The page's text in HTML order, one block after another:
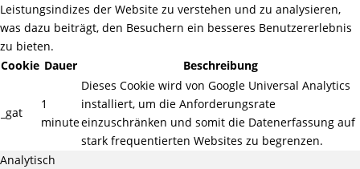
Leistungsindizes der Website zu verstehen und zu analysieren,
was dazu beiträgt, den Besuchern ein besseres Benutzererlebnis
zu bieten.
Cookie Dauer Beschreibung
_gat
1
minute
Dieses Cookie wird von Google Universal Analytics
installiert, um die Anforderungsrate
einzuschränken und somit die Datenerfassung auf
stark frequentierten Websites zu begrenzen.
Analytisch